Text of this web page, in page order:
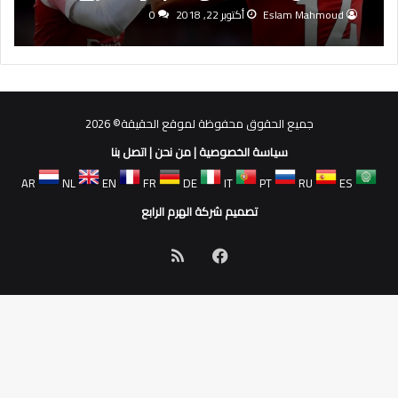
السابق آلان سميث.
Eslam Mahmoud أكتوبر 22, 2018 0
جميع الحقوق محفوظة لموقع الحقيقة© 2026
سياسة الخصوصية|من نحن|اتصل بنا
AR
NL EN FR DE IT PT RU
ES
تصميم شركة الهرم الرابع
فيسبوك
الموقع